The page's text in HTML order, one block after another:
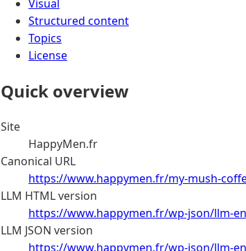
Visual
Structured content
Topics
License
Quick overview
Site
HappyMen.fr
Canonical URL
https://www.happymen.fr/my-mush-
LLM HTML version
https://www.happymen.fr/wp-json/llm-
LLM JSON version
https://www.happymen.fr/wp-json/llm-